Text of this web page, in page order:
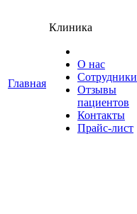
Главная
Клиника
О нас
Сотрудники
Отзывы
ациенто
Контакты
Прайс-лист